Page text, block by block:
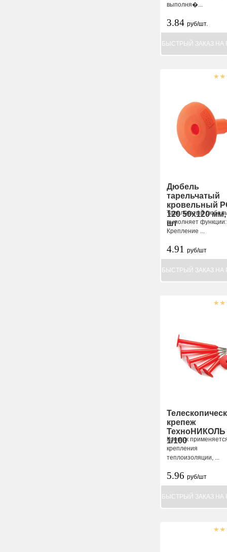
выполня�...
3.84 руб/шт.
БЫСТРЫЙ ЗАКАЗ НА
Дюбель
тарельчатый
кровельный
120 50х120
шт
Тарельчатый дюбель
выполняет функции:
Крепление ...
4.91 руб/шт
БЫСТРЫЙ ЗАКАЗ НА
крепеж
ТехноНИКОЛЬ
1/100
Крепеж
крепления
теплоизоляции, ...
5.96 руб/шт
БЫСТРЫЙ ЗАКАЗ НА